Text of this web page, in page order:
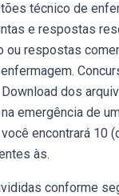
técnico de
e respostas
ou respostas
dos
emergência de
encontrará 10
às.
conforme